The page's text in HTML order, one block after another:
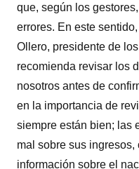
que, según los
errores. En este
Ollero, presidente de
recomienda revisar los
nosotros antes de
en la importancia de
siempre están bien; las
mal sobre sus
información sobre el